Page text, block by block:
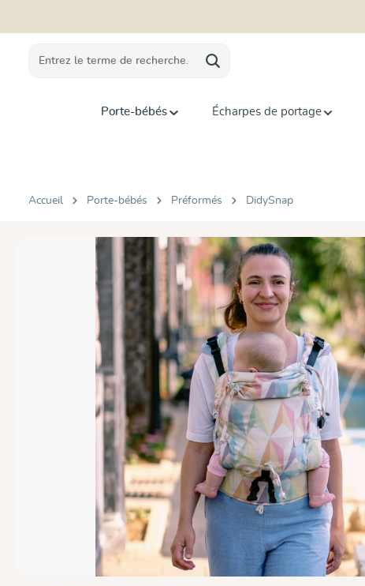
Porte-bébés Écharpes de portage
Accueil Porte-bébés Préformés DidySnap
Ignorer la galerie d'images